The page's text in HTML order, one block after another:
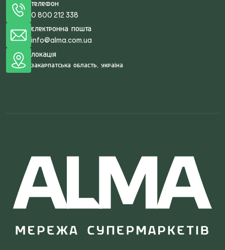
Телефон
0 800 212 338
Електронна пошта
info@alma.com.ua
Локація
Закарпатська область, Україна